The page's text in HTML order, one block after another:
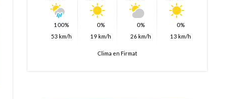
100%
53 km/h
0%
19 km/h
0%
26 km/h
0%
13 km/h
Clima en Firmat